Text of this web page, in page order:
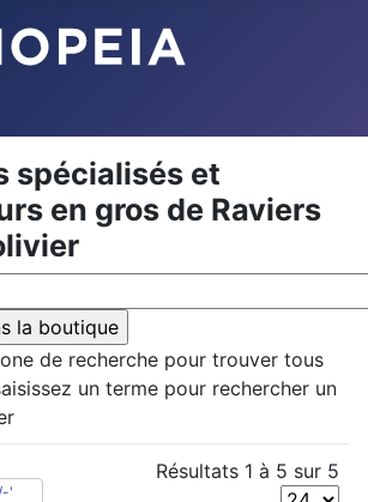
spécialisés et
en gros de Raviers
de recherche pour trouver tous
un terme pour rechercher un
'
Résultats 1 à 5 sur 5